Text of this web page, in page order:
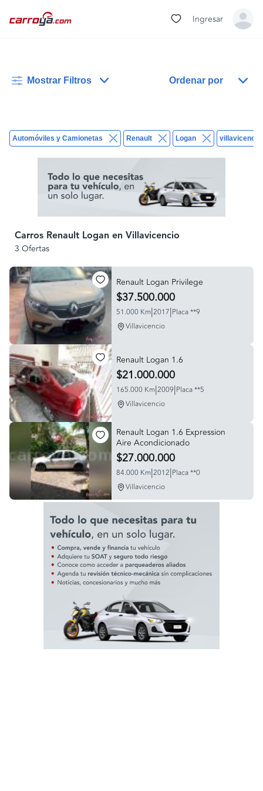
Ingresar
Mostrar Filtros Ordenar por
Automóviles y Camionetas Renault Logan villavicencio
Carros Renault Logan en Villavicencio
3 Ofertas
Renault Logan Privilege
$37.500.000
51.000 Km|2017|Placa **9
Villavicencio
Renault Logan 1.6
$21.000.000
165.000 Km|2009|Placa **5
Villavicencio
Renault Logan 1.6 Expression
Aire Acondicionado
$27.000.000
84.000 Km|2012|Placa **0
Villavicencio